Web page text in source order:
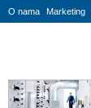
O nama Marketing